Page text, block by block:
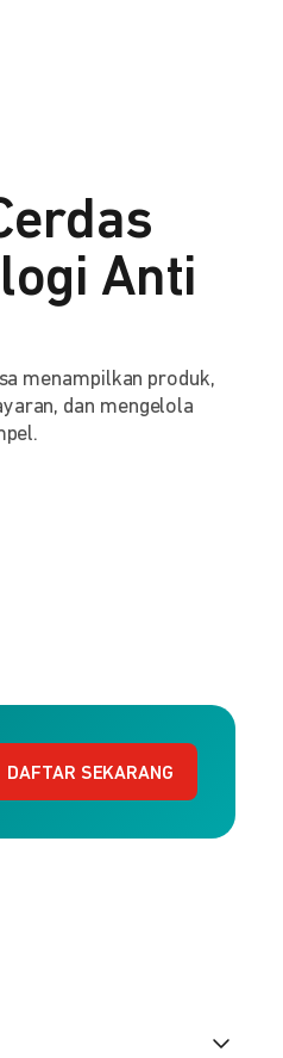
Anti
menampilkan produk,
dan mengelola
DAFTAR SEKARANG